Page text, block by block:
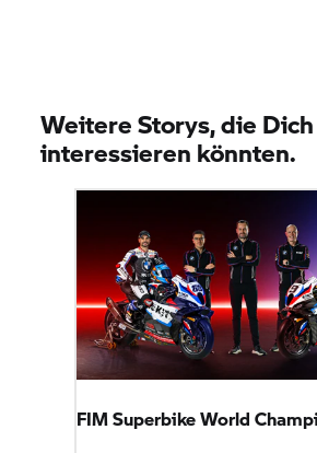
Fans, die mir aufmunternde
Konkurrenz ist extrem hoch, und
daran, wieder meine volle Fitness
Meine Priorität an diesem
meinen Rhythmus
Motorrad zurückzugewinnen
Schritt zu steigern. Alles
Zeit und harter Arbeit.“
Weitere Storys, die Dich
interessieren könnten.
FIM Superbike World